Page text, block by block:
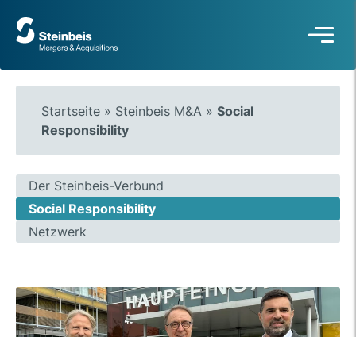
Zur
Startseite
Startseite » Steinbeis M&A » Social
Responsibility
Der Steinbeis-Verbund
Social Responsibility
Netzwerk